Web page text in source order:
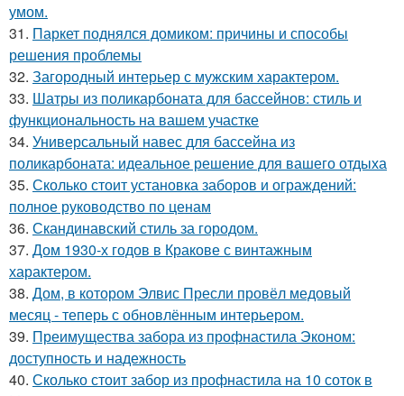
умом.
31. Паркет поднялся домиком: причины и способы
решения проблемы
32. Загородный интерьер с мужским характером.
33. Шатры из поликарбоната для бассейнов: стиль и
функциональность на вашем участке
34. Универсальный навес для бассейна из
поликарбоната: идеальное решение для вашего отдыха
35. Сколько стоит установка заборов и ограждений:
полное руководство по ценам
36. Скандинавский стиль за городом.
37. Дом 1930-х годов в Кракове с винтажным
характером.
38. Дом, в котором Элвис Пресли провёл медовый
месяц - теперь с обновлённым интерьером.
39. Преимущества забора из профнастила Эконом:
доступность и надежность
40. Сколько стоит забор из профнастила на 10 соток в